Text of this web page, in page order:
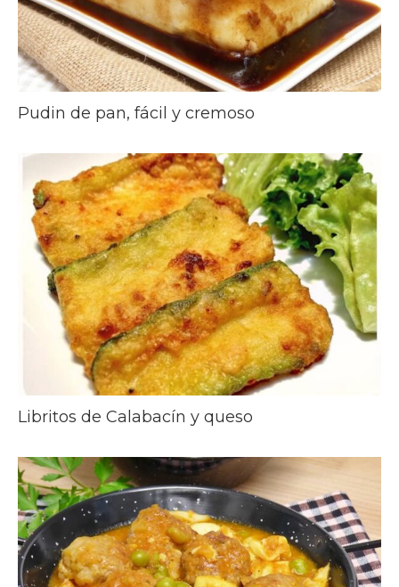
Pudin de pan, fácil y cremoso
Libritos de Calabacín y queso